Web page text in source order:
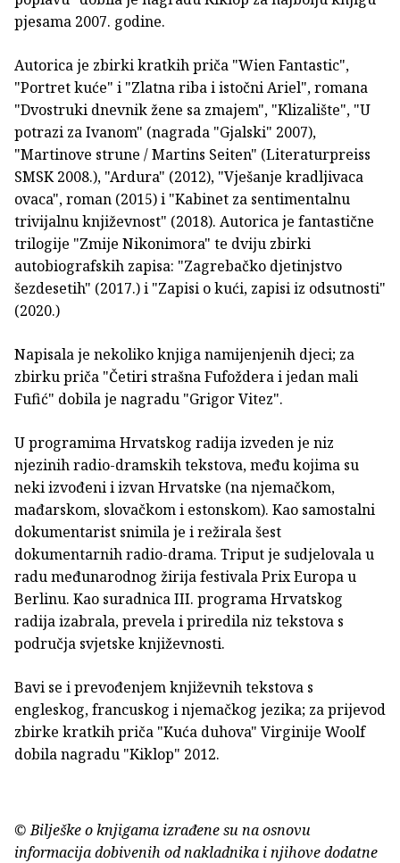
pjesama 2007. godine.
Autorica je zbirki kratkih priča "Wien Fantastic",
"Portret kuće" i "Zlatna riba i istočni Ariel", romana
"Dvostruki dnevnik žene sa zmajem", "Klizalište", "U
potrazi za Ivanom" (nagrada "Gjalski" 2007),
"Martinove strune / Martins Seiten" (Literaturpreiss
SMSK 2008.), "Ardura" (2012), "Vješanje kradljivaca
ovaca", roman (2015) i "Kabinet za sentimentalnu
trivijalnu književnost" (2018). Autorica je fantastične
trilogije "Zmije Nikonimora" te dviju zbirki
autobiografskih zapisa: "Zagrebačko djetinjstvo
šezdesetih" (2017.) i "Zapisi o kući, zapisi iz odsutnosti"
(2020.)
Napisala je nekoliko knjiga namijenjenih djeci; za
zbirku priča "Četiri strašna Fufoždera i jedan mali
Fufić" dobila je nagradu "Grigor Vitez".
U programima Hrvatskog radija izveden je niz
njezinih radio-dramskih tekstova, među kojima su
neki izvođeni i izvan Hrvatske (na njemačkom,
mađarskom, slovačkom i estonskom). Kao samostalni
dokumentarist snimila je i režirala šest
dokumentarnih radio-drama. Triput je sudjelovala u
radu međunarodnog žirija festivala Prix Europa u
Berlinu. Kao suradnica III. programa Hrvatskog
radija izabrala, prevela i priredila niz tekstova s
područja svjetske književnosti.
Bavi se i prevođenjem književnih tekstova s
engleskog, francuskog i njemačkog jezika; za prijevod
zbirke kratkih priča "Kuća duhova" Virginije Woolf
dobila nagradu "Kiklop" 2012.
© Bilješke o knjigama izrađene su na osnovu
informacija dobivenih od nakladnika i njihove dodatne